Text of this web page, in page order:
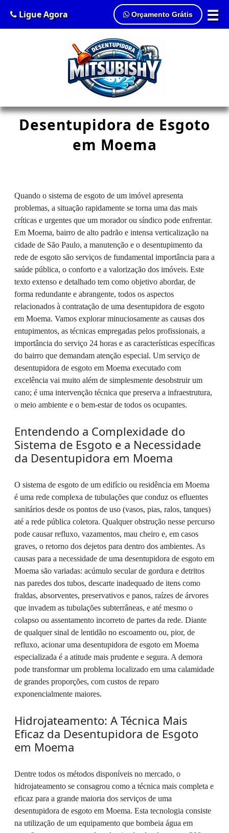
☰
Ligue Agora Orçamento Grátis
Desentupidora de Esgoto
em Moema
Quando o sistema de esgoto de um imóvel apresenta
problemas, a situação rapidamente se torna uma das mais
críticas e urgentes que um morador ou síndico pode enfrentar.
Em Moema, bairro de alto padrão e intensa verticalização na
cidade de São Paulo, a manutenção e o desentupimento da
rede de esgoto são serviços de fundamental importância para a
saúde pública, o conforto e a valorização dos imóveis. Este
texto extenso e detalhado tem como objetivo abordar, de
forma redundante e abrangente, todos os aspectos
relacionados à contratação de uma desentupidora de esgoto
em Moema. Vamos explorar minuciosamente as causas dos
entupimentos, as técnicas empregadas pelos profissionais, a
importância do serviço 24 horas e as características específicas
do bairro que demandam atenção especial. Um serviço de
desentupidora de esgoto em Moema executado com
excelência vai muito além de simplesmente desobstruir um
cano; é uma intervenção técnica que preserva a infraestrutura,
o meio ambiente e o bem-estar de todos os ocupantes.
Entendendo a Complexidade do
Sistema de Esgoto e a Necessidade
da Desentupidora em Moema
O sistema de esgoto de um edifício ou residência em Moema
é uma rede complexa de tubulações que conduz os efluentes
sanitários desde os pontos de uso (vasos, pias, ralos, tanques)
até a rede pública coletora. Qualquer obstrução nesse percurso
pode causar refluxo, vazamentos, mau cheiro e, em casos
graves, o retorno dos dejetos para dentro dos ambientes. As
causas para a necessidade de uma desentupidora de esgoto em
Moema são variadas: acúmulo secular de gordura e detritos
nas paredes dos tubos, descarte inadequado de itens como
fraldas, absorventes, preservativos e panos, raízes de árvores
que invadem as tubulações subterrâneas, e até mesmo o
colapso ou assentamento incorreto de partes da rede. Diante
de qualquer sinal de lentidão no escoamento ou, pior, de
refluxo, acionar uma desentupidora de esgoto em Moema
especializada é a atitude mais prudente e segura. A demora
pode transformar um problema localizado em uma calamidade
de grandes proporções, com custos de reparo
exponencialmente maiores.
Hidrojateamento: A Técnica Mais
Eficaz da Desentupidora de Esgoto
em Moema
Dentre todos os métodos disponíveis no mercado, o
hidrojateamento se consagrou como a técnica mais completa e
eficaz para a grande maioria dos serviços de uma
desentupidora de esgoto em Moema. Esta tecnologia consiste
na utilização de um equipamento que bombeia água em